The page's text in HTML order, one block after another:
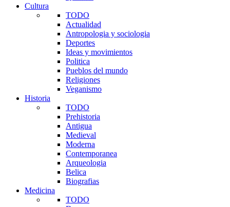
Cultura
TODO
Actualidad
Antropologia y sociologia
Deportes
Ideas y movimientos
Politica
Pueblos del mundo
Religiones
Veganismo
Historia
TODO
Prehistoria
Antigua
Medieval
Moderna
Contemporanea
Arqueologia
Belica
Biografias
Medicina
TODO